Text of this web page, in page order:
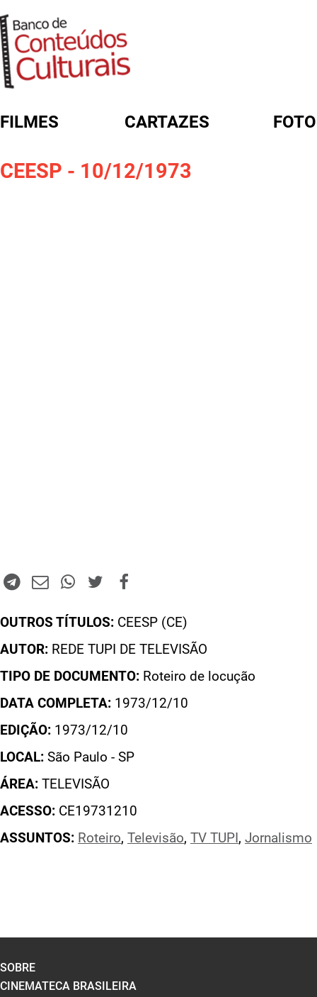
FILMES CARTAZES
CEESP - 10/12/1973
OUTROS TÍTULOS: CEESP (CE)
AUTOR: REDE TUPI DE TELEVISÃO
TIPO DE DOCUMENTO: Roteiro de locução
DATA COMPLETA: 1973/12/10
EDIÇÃO: 1973/12/10
LOCAL: São Paulo - SP
ÁREA: TELEVISÃO
ACESSO: CE19731210
ASSUNTOS: Roteiro, Televisão, TV TUPI , Jornalismo
FORMULÁRIO DE BUSCA
SOBRE
CINEMATECA BRASILEIRA